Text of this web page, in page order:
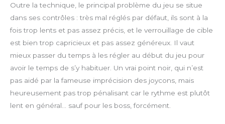
Outre la technique, le principal problème du jeu se situe
dans ses contrôles : très mal réglés par défaut, ils sont à la
fois trop lents et pas assez précis, et le verrouillage de cible
est bien trop capricieux et pas assez généreux. Il vaut
mieux passer du temps à les régler au début du jeu pour
avoir le temps de s’y habituer. Un vrai point noir, qui n’est
pas aidé par la fameuse imprécision des joycons, mais
heureusement pas trop pénalisant car le rythme est plutôt
lent en général… sauf pour les boss, forcément.